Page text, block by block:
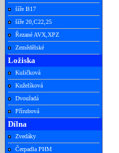
šíře B17
šíře 20,C22,25
Řezané AVX,XPZ
Zemědělské
Ložiska
Kuličková
Kuželíková
Dvouřadá
Přírubová
Dílna
Zvedáky
Čerpadla PHM